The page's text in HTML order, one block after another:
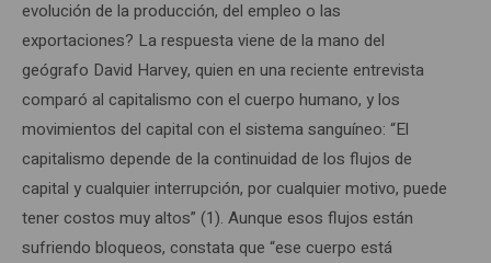
evolución de la producción, del empleo o las
exportaciones? La respuesta viene de la mano del
geógrafo David Harvey, quien en una reciente entrevista
comparó al capitalismo con el cuerpo humano, y los
movimientos del capital con el sistema sanguíneo: “El
capitalismo depende de la continuidad de los flujos de
capital y cualquier interrupción, por cualquier motivo, puede
tener costos muy altos” (1). Aunque esos flujos están
sufriendo bloqueos, constata que “ese cuerpo está